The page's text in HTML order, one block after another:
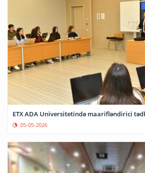
ETX ADA Universitetində maarifləndirici
05-05-2026